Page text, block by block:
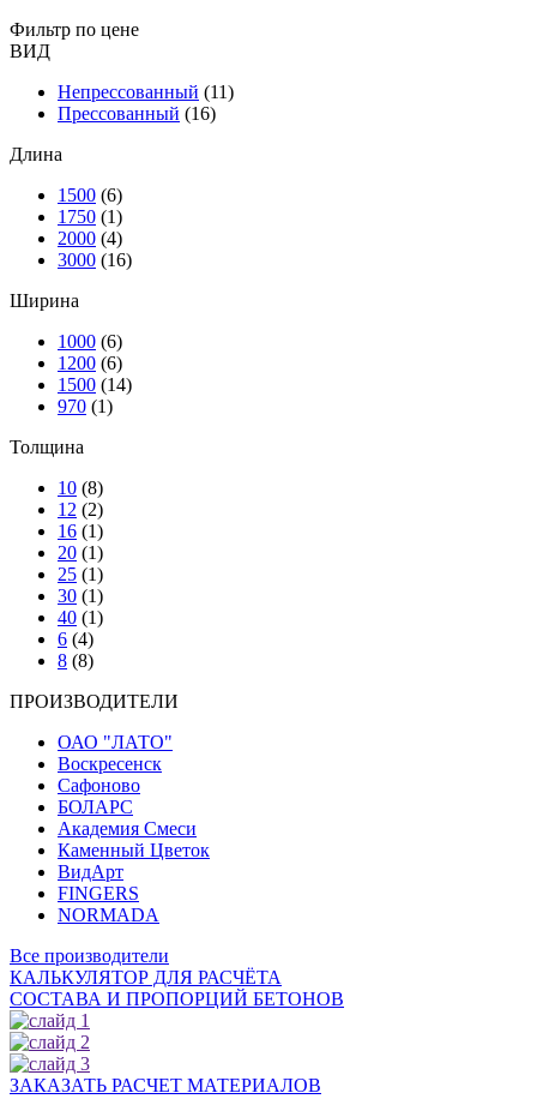
Фильтр по цене
ВИД
Непрессованный (11)
Прессованный (16)
Длина
1500 (6)
1750 (1)
2000 (4)
3000 (16)
Ширина
1000 (6)
1200 (6)
1500 (14)
970 (1)
Толщина
10 (8)
12 (2)
16 (1)
20 (1)
25 (1)
30 (1)
40 (1)
6 (4)
8 (8)
ПРОИЗВОДИТЕЛИ
ОАО "ЛАТО"
Воскресенск
Сафоново
БОЛАРС
Академия Смеси
Каменный Цветок
ВидАрт
FINGERS
NORMADA
Все производители
КАЛЬКУЛЯТОР ДЛЯ РАСЧЁТА
СОСТАВА И ПРОПОРЦИЙ БЕТОНОВ
ЗАКАЗАТЬ РАСЧЕТ МАТЕРИАЛОВ